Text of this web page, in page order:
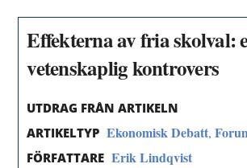
Effekterna av fria skolval:
vetenskaplig kontrovers
UTDRAG FRÅN ARTIKELN
ARTIKELTYP Ekonomisk Debatt,
FÖRFATTARE Erik Lindqvist